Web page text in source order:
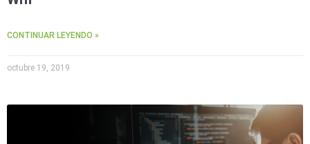
CONTINUAR LEYENDO »
octubre 19, 2019